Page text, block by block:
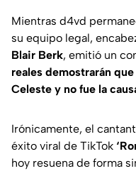
Mientras d4vd
su equipo legal,
Blair Berk, emitió un
reales demostrarán
Celeste y no fue la
Irónicamente, el
éxito viral de TikTok
hoy resuena de forma